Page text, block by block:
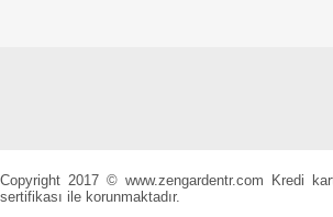
Copyright 2017 © www.zengardentr.com Kredi
sertifikası ile korunmaktadır.